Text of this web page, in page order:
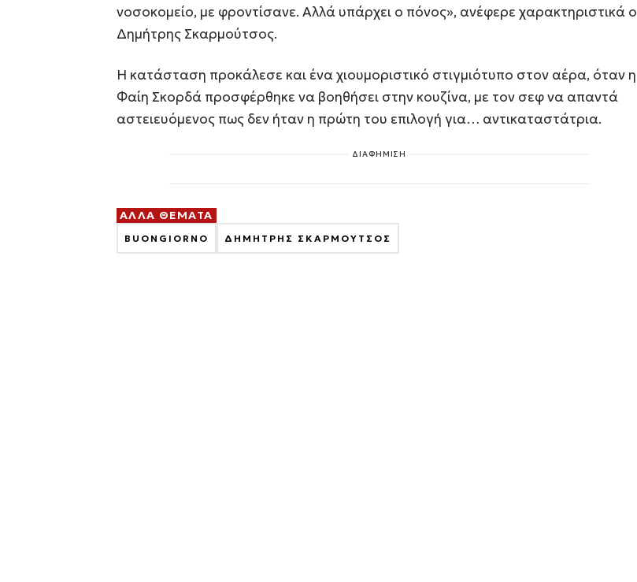
νοσοκομείο, με φροντίσανε. Αλλά υπάρχει ο πόνος», ανέφερε χαρακτηριστικά ο
Δημήτρης Σκαρμούτσος.
Η κατάσταση προκάλεσε και ένα χιουμοριστικό στιγμιότυπο στον αέρα, όταν η
Φαίη Σκορδά προσφέρθηκε να βοηθήσει στην κουζίνα, με τον σεφ να απαντά
αστειευόμενος πως δεν ήταν η πρώτη του επιλογή για… αντικαταστάτρια.
ΔΙΑΦΗΜΙΣΗ
ΑΛΛΑ ΘΕΜΑΤΑ
BUONGIORNO ΔΗΜΗΤΡΗΣ ΣΚΑΡΜΟΥΤΣΟΣ